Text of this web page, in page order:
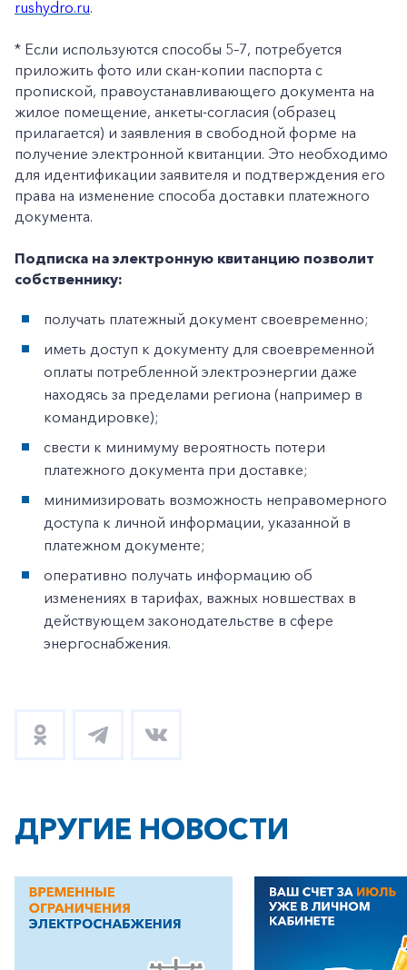
rushydro.ru.
* Если используются способы 5–7, потребуется
приложить фото или скан-копии паспорта с
пропиской, правоустанавливающего документа на
жилое помещение, анкеты-согласия (образец
прилагается) и заявления в свободной форме на
получение электронной квитанции. Это необходимо
для идентификации заявителя и подтверждения его
права на изменение способа доставки платежного
документа.
Подписка на электронную квитанцию позволит
собственнику:
получать платежный документ своевременно;
иметь доступ к документу для своевременной
оплаты потребленной электроэнергии даже
находясь за пределами региона (например в
командировке);
свести к минимуму вероятность потери
платежного документа при доставке;
минимизировать возможность неправомерного
доступа к личной информации, указанной в
платежном документе;
оперативно получать информацию об
изменениях в тарифах, важных новшествах в
действующем законодательстве в сфере
энергоснабжения.
ДРУГИЕ НОВОСТИ